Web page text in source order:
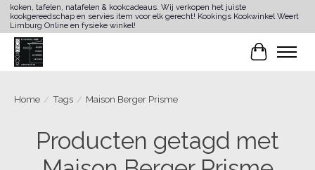
koken, tafelen, natafelen & kookcadeaus. Wij verkopen het juiste
kookgereedschap en servies item voor elk gerecht! Kookings Kookwinkel Weert
Limburg Online en fysieke winkel!
Home / Tags / Maison Berger Prisme
Producten getagd met